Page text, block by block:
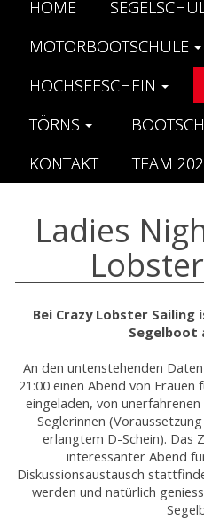
HOME
MOTORBOOTSCHULE
HOCHSEESCHEIN
TÖRNS
KONTAKT
TEAM
Ladies
Bei Crazy Lobster
Segelboot
An den untenstehenden
21:00 einen Abend von Frauen
eingeladen, von
Seglerinnen
erlangtem D-Schein). Das
interessanter Abend
Diskussionsaustausch
werden und natürlich